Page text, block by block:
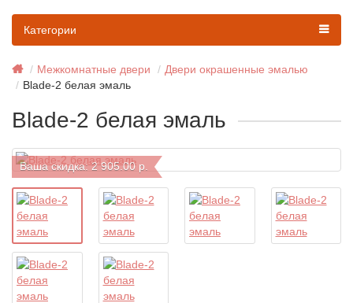
Категории
Межкомнатные двери
Двери окрашенные эмалью
Blade-2 белая эмаль
Blade-2 белая эмаль
Ваша скидка: 2 905.00 р.